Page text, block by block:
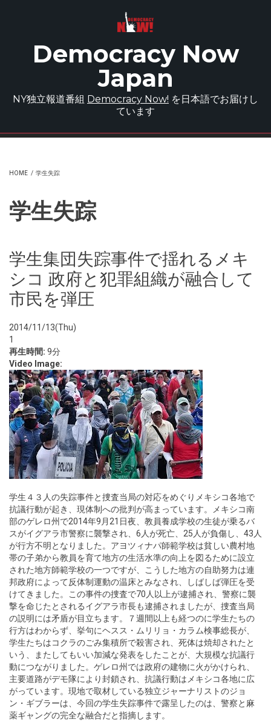
Democracy Now
Japan
NY独立報道番組 Democracy Now! を日本語でお届けし
ています
HOME / 学生失踪
学生失踪
学生集団失踪事件で揺れるメキ
シコ 政府と犯罪組織が融合して
市民を弾圧
2014/11/13(Thu)
1
再生時間: 9分
Video Image:
学生４３人の失踪事件と捜査当局の対応をめぐりメキシコ各地で
抗議行動が起き、現体制への批判が高まっています。メキシコ南
部のゲレロ州で2014年9月21日夜、教員養成学校の生徒が乗るバ
スがイグアラ市警察に襲撃され、6人が死亡、25人が負傷し、43人
が行方不明となりました。アヨツィナパ師範学校は貧しい農村地
帯の子弟から教員を育て地方の生活水準の向上を図るために設立
された地方師範学校の一つですが、こうした地方の自助努力は連
邦政府によって反体制運動の温床とみなされ、しばしば弾圧を受
けてきました。この事件の捜査で70人以上が逮捕され、警察に襲
撃を命じたとされるイグアラ市長も逮捕されましたが、捜査当局
の説明には矛盾が目立ちます。７週間以上も経つのに学生たちの
行方はわからず、挙句にヘスス・ムリリョ・カラム検事総長が、
学生たちはコクラのごみ集積所で殺害され、死体は焼却されたと
いう、またしてもいい加減な発表をしたことが、大規模な抗議行
動につながりました。ゲレロ州では政府の建物に火がかけられ、
主要道路がデモ隊により封鎖され、抗議行動はメキシコ各地に広
がっています。現地で取材している独立ジャーナリストのジョ
ン・ギブラーは、今回の学生失踪事件で露呈したのは、警察と麻
薬ギャングの完全な融合だと指摘します。